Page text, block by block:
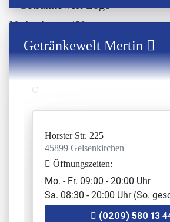
Mechtenbergstr. 129
Öffnungszeiten:
Mo. - Fr. 06:00 - 21:00 Uhr
Mintarderstr. 56
Öffnungszeiten:
Mo. - Fr. 08:00 – 18:30 Uhr
Sa. 08:00 – 14:00 Uhr (So.
Getränkewelt Mertin
Horster Str. 225
45899 Gelsenkirchen
Öffnungszeiten:
Mo. - Fr. 09:00 - 20:00 Uhr
Sa. 08:30 - 20:00 Uhr (So.
(0209) 580 13